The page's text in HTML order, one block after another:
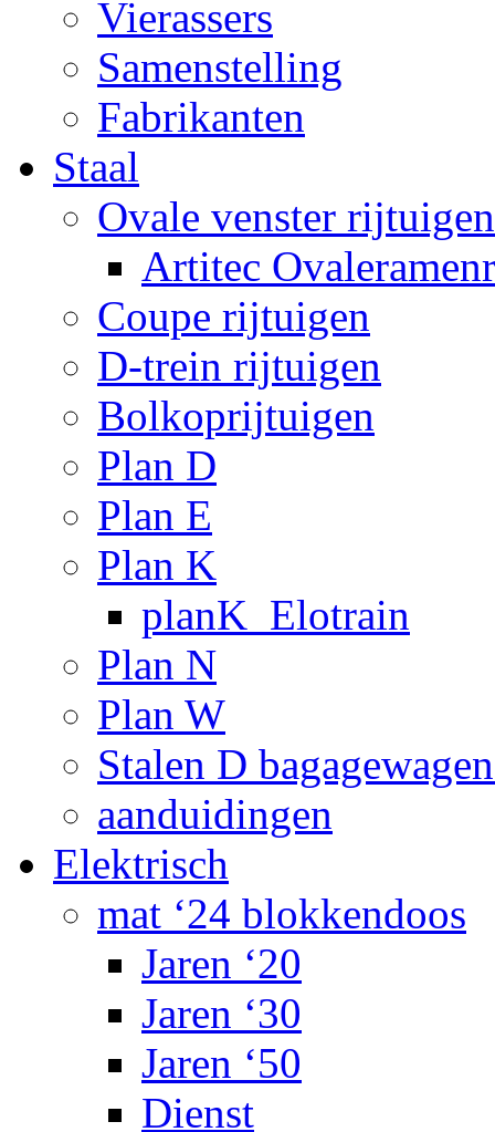
Vierassers
Samenstelling
Fabrikanten
Staal
Ovale venster rijtuigen
Artitec
Coupe rijtuigen
D-trein rijtuigen
Bolkoprijtuigen
Plan D
Plan E
Plan K
planK_Elotrain
Plan N
Plan W
Stalen D
aanduidingen
Elektrisch
mat ‘24 blokkendoos
Jaren ‘20
Jaren ‘30
Jaren ‘50
Dienst